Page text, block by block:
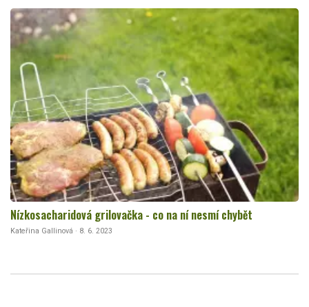
Nízkosacharidová grilovačka - co na ní nesmí chybět
Kateřina Gallinová · 8. 6. 2023